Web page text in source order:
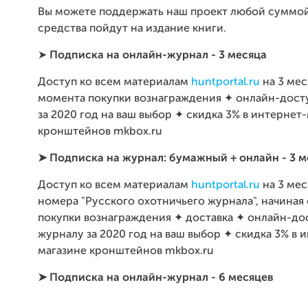
Вы можете поддержать наш проект любой
средства пойдут на издание книги.
➤ Подписка на онлайн-журнал - 3 месяца
Доступ ко всем материалам huntportal.ru на 3
момента покупки вознаграждения ✦ онлайн-
за 2020 год на ваш выбор ✦ скидка 3% в
кронштейнов mkbox.ru
➤ Подписка на журнал: бумажный + онлайн - 3
Доступ ко всем материалам huntportal.ru на 3
номера "Русского охотничьего журнала",
покупки вознаграждения ✦ доставка ✦ онлайн-
журналу за 2020 год на ваш выбор ✦ скидка 3% в
магазине кронштейнов mkbox.ru
➤ Подписка на онлайн-журнал - 6 месяцев